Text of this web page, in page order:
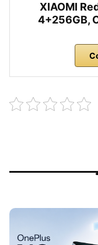
XIAOMI
4+256GB,